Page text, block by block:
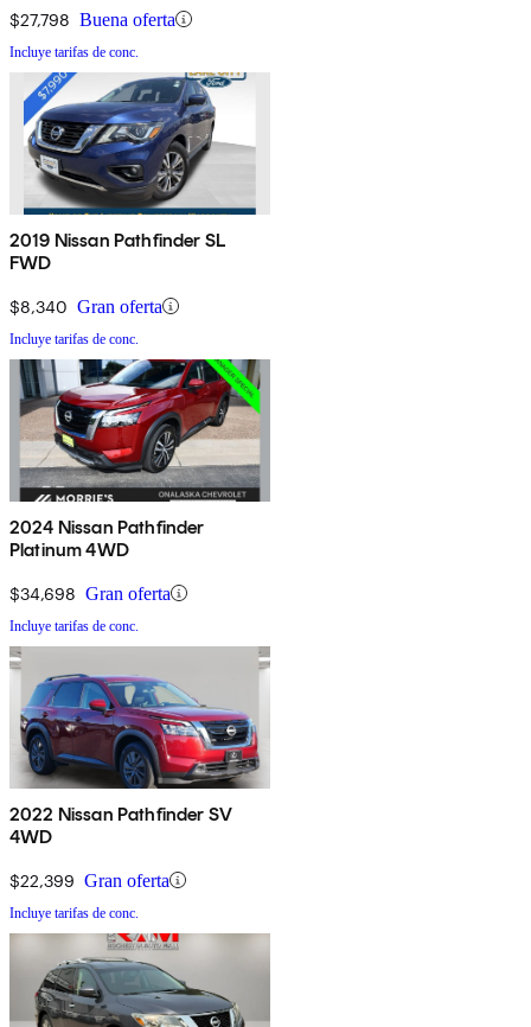
$27,798 Buena oferta
Incluye tarifas de conc.
2019 Nissan Pathfinder SL
FWD
$8,340 Gran oferta
Incluye tarifas de conc.
2024 Nissan Pathfinder
Platinum 4WD
$34,698 Gran oferta
Incluye tarifas de conc.
2022 Nissan Pathfinder SV
4WD
$22,399 Gran oferta
Incluye tarifas de conc.